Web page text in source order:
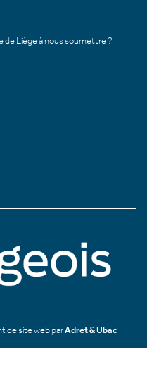
de Liège à nous soumettre ?
de site web parAdret & Ubac